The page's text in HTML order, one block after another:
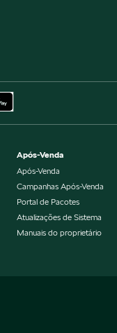
Após-Venda
Após-Venda
Campanhas Após-Venda
Portal de Pacotes
Atualizações de Sistema
Manuais do proprietário